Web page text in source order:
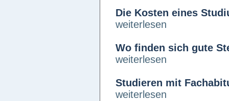
Die Kosten eines
weiterlesen
Wo finden sich gute
weiterlesen
Studieren mit
weiterlesen